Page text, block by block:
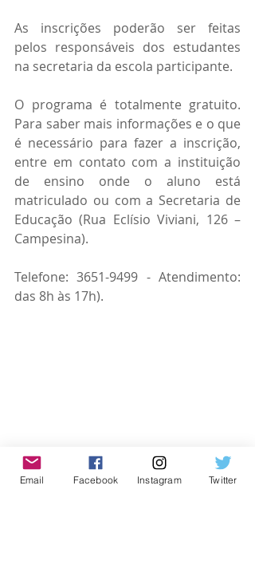
As inscrições poderão ser feitas
pelos responsáveis dos estudantes
na secretaria da escola participante.
O programa é totalmente gratuito.
Para saber mais informações e o que
é necessário para fazer a inscrição,
entre em contato com a instituição
de ensino onde o aluno está
matriculado ou com a Secretaria de
Educação (Rua Eclísio Viviani, 126 –
Campesina).
Telefone: 3651-9499 - Atendimento:
das 8h às 17h).
Email Facebook Instagram Twitter